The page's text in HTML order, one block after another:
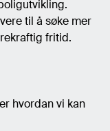
til å søke mer
fritid.
hvordan vi kan